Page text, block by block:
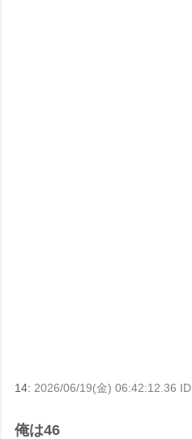
14:2026/06/19(金) 06:42:12.36
俺は46